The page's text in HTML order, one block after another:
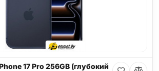
17 Pro 256GB (глубокий